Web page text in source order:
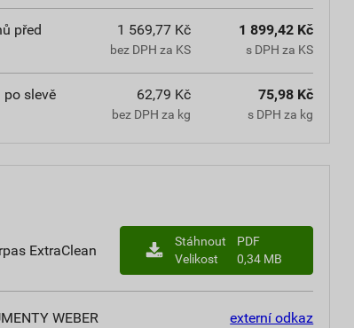
před
1 569,77 Kč
bez DPH za KS
1 899,42 Kč
s DPH za KS
slevě
62,79 Kč
bez DPH za kg
75,98 Kč
s DPH za kg
ExtraClean
Stáhnout
PDF
Velikost
0,34 MB
WEBER externí odkaz